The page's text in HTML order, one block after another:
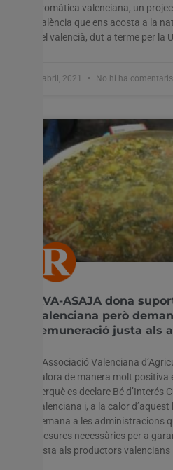
aromática valenciana, un
València que ens acosta a la
del valencià, dut a terme per la
8 abril, 2021 No hi ha comentaris
AVA-ASAJA dona
valenciana però
remuneració justa als
L’Associació Valenciana
valora de manera molt
perquè es declare Bé d’Interés
valenciana i, a la calor
demana a les administracions
mesures necessàries per a
justa als productors valencians